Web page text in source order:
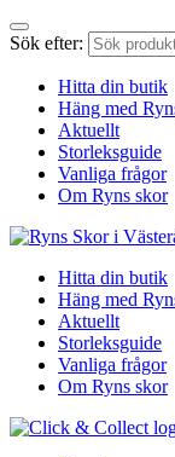
Sök efter:
Hitta din butik
Häng med
Aktuellt
Storleksguide
Vanliga frågor
Om Ryns skor
Hitta din butik
Häng med
Aktuellt
Storleksguide
Vanliga frågor
Om Ryns skor